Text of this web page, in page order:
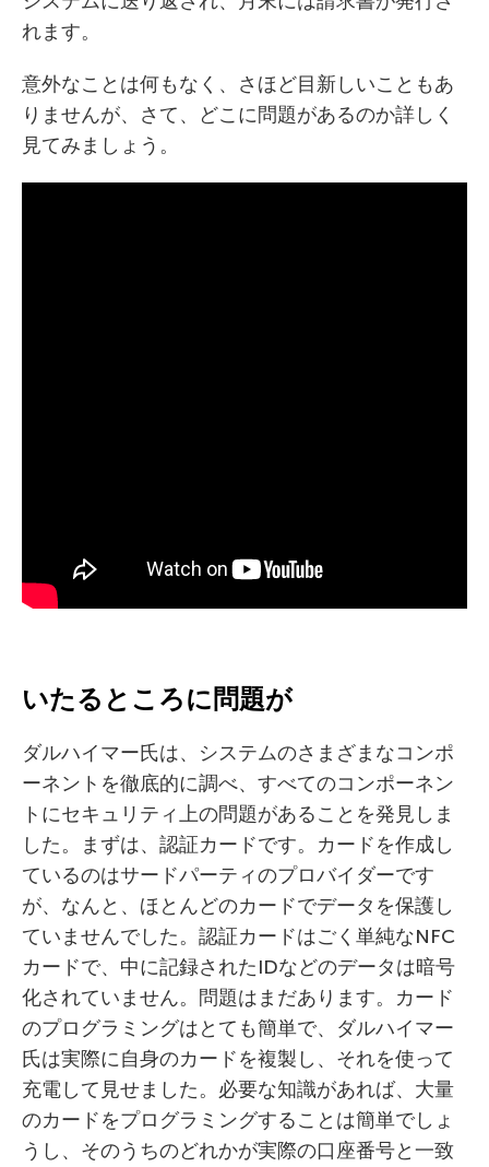
れます。
意外なことは何もなく、さほど目新しいこともあ
りませんが、さて、どこに問題があるのか詳しく
見てみましょう。
いたるところに問題が
ダルハイマー氏は、システムのさまざまなコンポ
ーネントを徹底的に調べ、すべてのコンポーネン
トにセキュリティ上の問題があることを発見しま
した。まずは、認証カードです。カードを作成し
ているのはサードパーティのプロバイダーです
が、なんと、ほとんどのカードでデータを保護し
ていませんでした。認証カードはごく単純なNFC
カードで、中に記録されたIDなどのデータは暗号
化されていません。問題はまだあります。カード
のプログラミングはとても簡単で、ダルハイマー
氏は実際に自身のカードを複製し、それを使って
充電して見せました。必要な知識があれば、大量
のカードをプログラミングすることは簡単でしょ
うし、そのうちのどれかが実際の口座番号と一致